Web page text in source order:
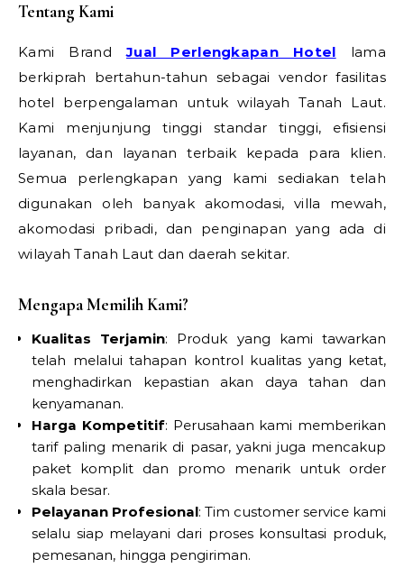
Tentang Kami
Kami BrandJual Perlengkapan Hotel lama
berkiprah bertahun-tahun sebagai vendor fasilitas
hotel berpengalaman untuk wilayah Tanah Laut.
Kami menjunjung tinggi standar tinggi, efisiensi
layanan, dan layanan terbaik kepada para klien.
Semua perlengkapan yang kami sediakan telah
digunakan oleh banyak akomodasi, villa mewah,
akomodasi pribadi, dan penginapan yang ada di
wilayah Tanah Laut dan daerah sekitar.
Mengapa Memilih Kami?
Kualitas Terjamin: Produk yang kami tawarkan
telah melalui tahapan kontrol kualitas yang ketat,
menghadirkan kepastian akan daya tahan dan
kenyamanan.
Harga Kompetitif: Perusahaan kami memberikan
tarif paling menarik di pasar, yakni juga mencakup
paket komplit dan promo menarik untuk order
skala besar.
Pelayanan Profesional: Tim customer service kami
selalu siap melayani dari proses konsultasi produk,
pemesanan, hingga pengiriman.